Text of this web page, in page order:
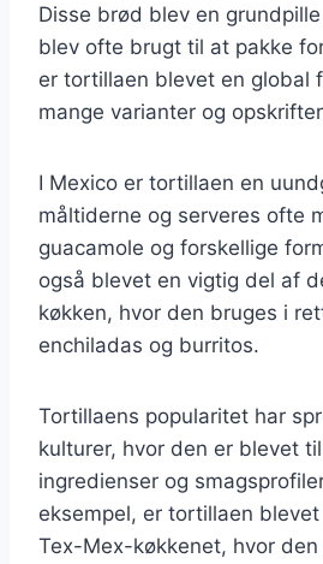
Disse brød blev en
blev ofte brugt til at pakke
er tortillaen blevet en global
mange varianter og
I Mexico er tortillaen en
måltiderne og serveres ofte
guacamole og forskellige
også blevet en vigtig del af
køkken, hvor den bruges i
enchiladas og burritos.
Tortillaens popularitet har
kulturer, hvor den er blevet
ingredienser og
eksempel, er tortillaen
Tex-Mex-køkkenet, hvor